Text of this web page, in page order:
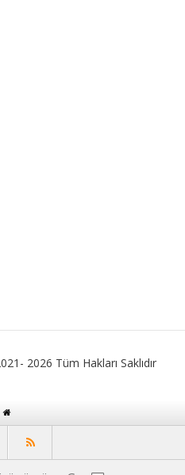
2026 Tüm Hakları Saklıdır